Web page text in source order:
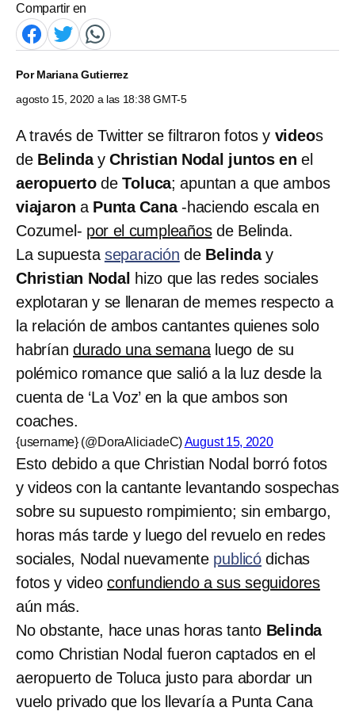
Compartir en
PorMariana Gutierrez
agosto 15, 2020 a las 18:38 GMT-5
A través de Twitter se filtraron fotos y videos
de BelindayChristian Nodal juntos enel
aeropuerto deToluca; apuntan a que ambos
viajaron a Punta Cana-haciendo escala en
Cozumel- por el cumpleañosde Belinda.
La supuesta separación de Belinday
Christian Nodal hizo que las redes sociales
explotaran y se llenaran de memes respecto a
la relación de ambos cantantes quienes solo
habrían durado una semanaluego de su
polémico romance que salió a la luz desde la
cuenta de ‘La Voz’ en la que ambos son
coaches.
{username} (@DoraAliciadeC)August 15, 2020
Esto debido a que Christian Nodal borró fotos
y videos con la cantante levantando sospechas
sobre su supuesto rompimiento; sin embargo,
horas más tarde y luego del revuelo en redes
sociales, Nodal nuevamente publicó dichas
fotos y videoconfundiendo a sus seguidores
aún más.
No obstante, hace unas horas tanto Belinda
como Christian Nodal fueron captados en el
aeropuerto de Toluca justo para abordar un
vuelo privado que los llevaría a Punta Cana